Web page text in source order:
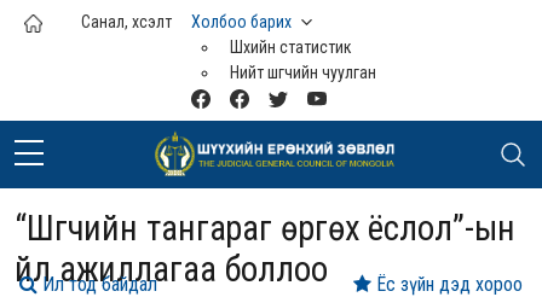
Үндсэн агуулга руу шилжих
Санал, хүсэлт
Холбоо барих
Шүүхийн статистик
Нийт шүүгчийн чуулган
“Шүүгчийн тангараг өргөх ёслол”-ын
үйл ажиллагаа боллоо
Ёс зүйн дэд хороо
Ил тод байдал